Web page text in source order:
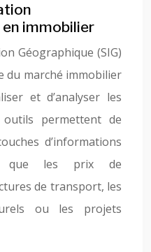
immobilier
Géographique (SIG)
du marché immobilier
et d’analyser les
outils permettent de
d’informations
que les prix de
de transport, les
ou les projets